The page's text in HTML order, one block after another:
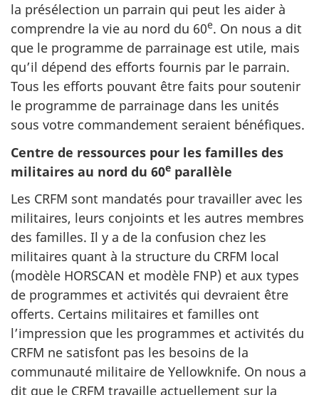
la présélection un parrain qui peut les aider à
comprendre la vie au nord du 60e. On nous a dit
que le programme de parrainage est utile, mais
qu’il dépend des efforts fournis par le parrain.
Tous les efforts pouvant être faits pour soutenir
le programme de parrainage dans les unités
sous votre commandement seraient bénéfiques.
Centre de ressources pour les familles des
militaires au nord du 60e parallèle
Les CRFM sont mandatés pour travailler avec les
militaires, leurs conjoints et les autres membres
des familles. Il y a de la confusion chez les
militaires quant à la structure du CRFM local
(modèle HORSCAN et modèle FNP) et aux types
de programmes et activités qui devraient être
offerts. Certains militaires et familles ont
l’impression que les programmes et activités du
CRFM ne satisfont pas les besoins de la
communauté militaire de Yellowknife. On nous a
dit que le CRFM travaille actuellement sur la